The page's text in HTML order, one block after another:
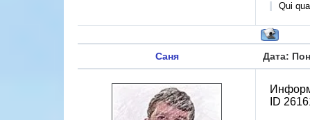
Qui
Саня Дата:
ID